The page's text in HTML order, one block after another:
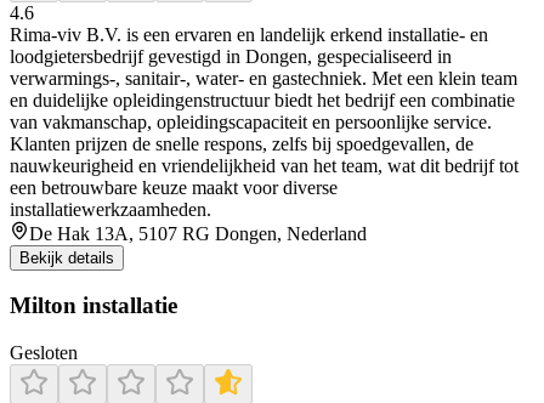
4.6
Rima‑viv B.V. is een ervaren en landelijk erkend installatie‑ en
loodgietersbedrijf gevestigd in Dongen, gespecialiseerd in
verwarmings-, sanitair-, water- en gastechniek. Met een klein team
en duidelijke opleidingenstructuur biedt het bedrijf een combinatie
van vakmanschap, opleidingscapaciteit en persoonlijke service.
Klanten prijzen de snelle respons, zelfs bij spoedgevallen, de
nauwkeurigheid en vriendelijkheid van het team, wat dit bedrijf tot
een betrouwbare keuze maakt voor diverse
installatiewerkzaamheden.
De Hak 13A, 5107 RG Dongen, Nederland
Bekijk details
Milton installatie
Gesloten